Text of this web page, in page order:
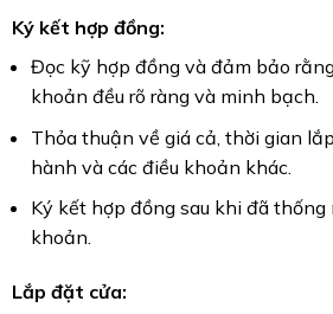
Ký kết hợp đồng:
Đọc kỹ hợp đồng và đảm bảo
khoản đều rõ ràng và minh bạch.
Thỏa thuận về giá cả, thời gian
hành và các điều khoản khác.
Ký kết hợp đồng sau khi đã
khoản.
Lắp đặt cửa: